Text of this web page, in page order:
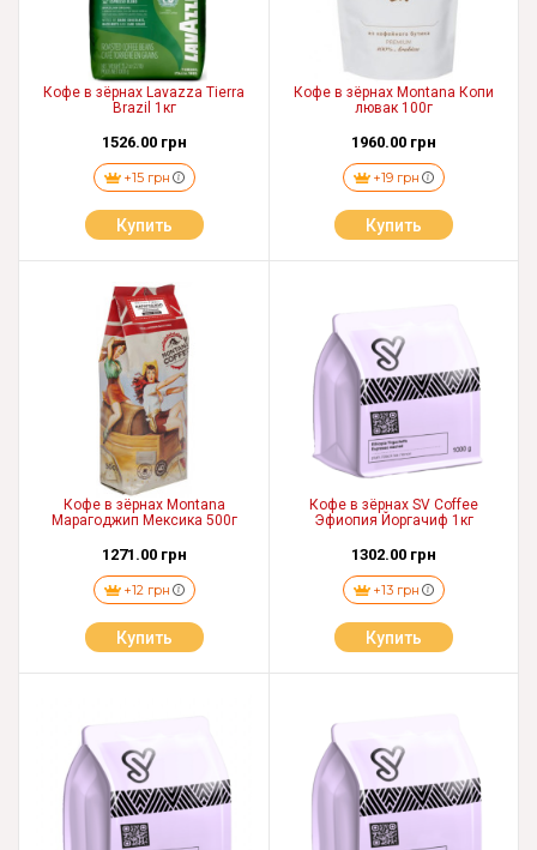
Кофе в зёрнах Lavazza Tierra
Brazil 1кг
1526.00 грн
+15 грн
Купить
Кофе в зёрнах Montana Копи
лювак 100г
1960.00 грн
+19 грн
Купить
Кофе в зёрнах Montana
Марагоджип Мексика 500г
1271.00 грн
+12 грн
Купить
Кофе в зёрнах SV Coffee
Эфиопия Йоргачиф 1кг
1302.00 грн
+13 грн
Купить